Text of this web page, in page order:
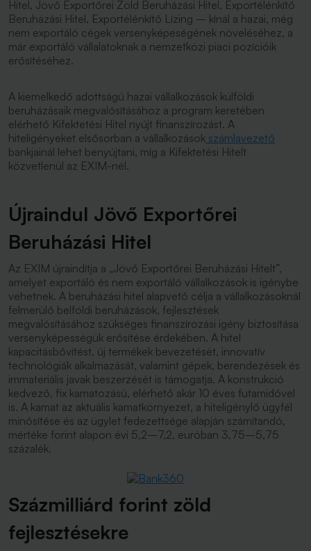
Hitel, Jövő Exportőrei Zöld Beruházási Hitel, Exportélénkítő
Beruházási Hitel, Exportélénkítő Lízing – kínál a hazai, még
nem exportáló cégek versenyképeségének növeléséhez, a
már exportáló vállalatoknak a nemzetközi piaci pozícióik
erősítéséhez.
A kiemelkedő adottságú hazai vállalkozások külföldi
beruházásaik megvalósításához a program keretében
elérhető Kifektetési Hitel nyújt finanszírozást. A
hiteligényeket elsősorban a vállalkozások számlavezető
bankjainál lehet benyújtani, míg a Kifektetési Hitelt
közvetlenül az EXIM-nél.
Újraindul Jövő Exportőrei
Beruházási Hitel
Az EXIM újraindítja a „Jövő Exportőrei Beruházási Hitelt”,
amelyet exportáló és nem exportáló vállalkozások is igénybe
vehetnek. A beruházási hitel alapvető célja a vállalkozásoknál
felmerülő belföldi beruházások, fejlesztések
megvalósításához szükséges finanszírozási igény biztosítása
versenyképességük erősítése érdekében. A hitel
kapacitásbővítést, új termékek bevezetését, innovatív
technológiák alkalmazását, valamint gépek, berendezések és
immateriális javak beszerzését is támogatja. A konstrukció
kedvező, fix kamatozású, elérhető akár 10 éves futamidővel
is. A kamat az aktuális kamatkörnyezet, a hiteligénylő ügyfél
minősítése és az ügylet fedezettsége alapján számítandó,
mértéke forint alapon évi 5,2–7,2, euróban 3,75–5,75
százalék.
Százmilliárd forint zöld
fejlesztésekre